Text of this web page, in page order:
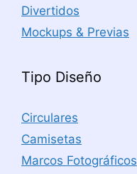
Divertidos
Mockups & Previas
Tipo Diseño
Circulares
Camisetas
Marcos Fotográficos